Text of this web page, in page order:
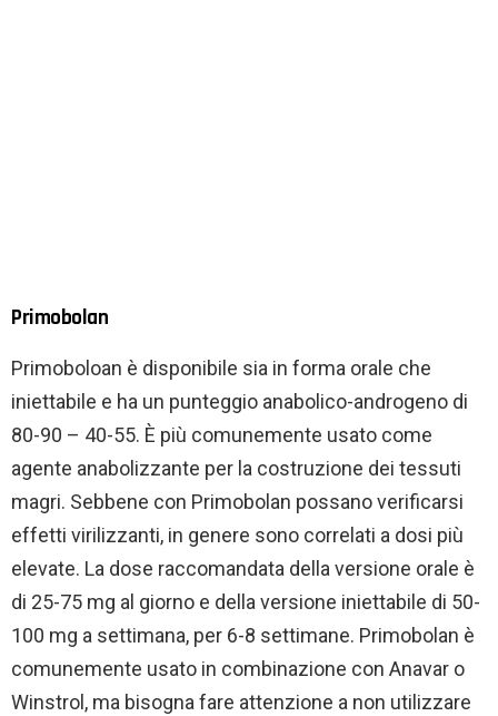
Primobolan
Primoboloan è disponibile sia in forma orale che
iniettabile e ha un punteggio anabolico-androgeno di
80-90 – 40-55. È più comunemente usato come
agente anabolizzante per la costruzione dei tessuti
magri. Sebbene con Primobolan possano verificarsi
effetti virilizzanti, in genere sono correlati a dosi più
elevate. La dose raccomandata della versione orale è
di 25-75 mg al giorno e della versione iniettabile di 50-
100 mg a settimana, per 6-8 settimane. Primobolan è
comunemente usato in combinazione con Anavar o
Winstrol, ma bisogna fare attenzione a non utilizzare